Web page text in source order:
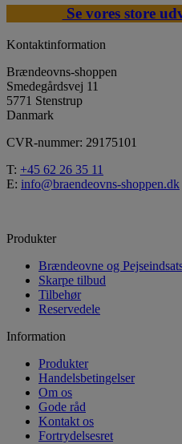
Se vores store
Kontaktinformation
Brændeovns-shoppen
Smedegårdsvej 11
5771 Stenstrup
Danmark
CVR-nummer: 29175101
T: +45 62 26 35 11
E: info@braendeovns-shoppen.dk
Produkter
Brændeovne og
Skarpe tilbud
Tilbehør
Reservedele
Information
Produkter
Handelsbetingelser
Om os
Gode råd
Kontakt os
Fortrydelsesret